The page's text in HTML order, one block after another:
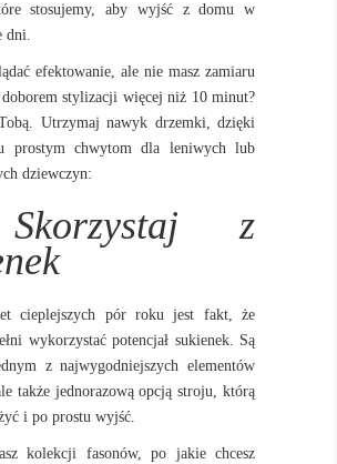
stosujemy, aby wyjść z domu w
dni.
efektowanie, ale nie masz zamiaru
doborem stylizacji więcej niż 10 minut?
Utrzymaj nawyk drzemki, dzięki
prostym chwytom dla leniwych lub
dziewczyn:
z
cieplejszych pór roku jest fakt, że
wykorzystać potencjał sukienek. Są
z najwygodniejszych elementów
także jednorazową opcją stroju, którą
i po prostu wyjść.
kolekcji fasonów, po jakie chcesz